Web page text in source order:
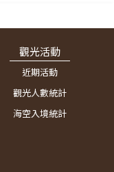
觀光活動
近期活動
觀光人數統計
海空入境統計